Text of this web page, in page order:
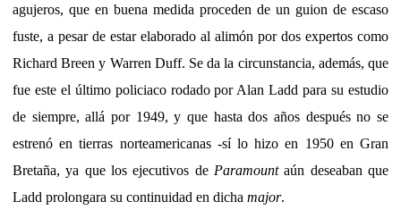
agujeros, que en buena medida proceden de un guion de escaso
fuste, a pesar de estar elaborado al alimón por dos expertos como
Richard Breen y Warren Duff. Se da la circunstancia, además, que
fue este el último policiaco rodado por Alan Ladd para su estudio
de siempre, allá por 1949, y que hasta dos años después no se
estrenó en tierras norteamericanas -sí lo hizo en 1950 en Gran
Bretaña, ya que los ejecutivos de Paramountaún deseaban que
Ladd prolongara su continuidad en dicha major.